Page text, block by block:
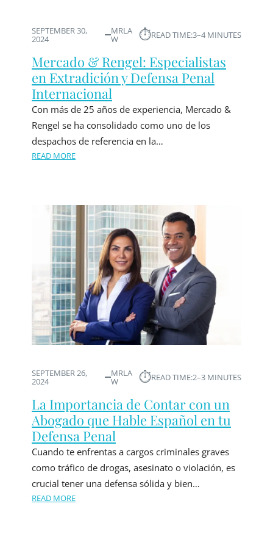
SEPTEMBER 30,
2024
MRLA
W ⏱︎READ TIME:3–4 MINUTES
Mercado & Rengel: Especialistas
en Extradición y Defensa Penal
Internacional
Con más de 25 años de experiencia, Mercado &
Rengel se ha consolidado como uno de los
despachos de referencia en la…
READ MORE
SEPTEMBER 26,
2024
MRLA
W ⏱︎READ TIME:2–3 MINUTES
La Importancia de Contar con un
Abogado que Hable Español en tu
Defensa Penal
Cuando te enfrentas a cargos criminales graves
como tráfico de drogas, asesinato o violación, es
crucial tener una defensa sólida y bien…
READ MORE